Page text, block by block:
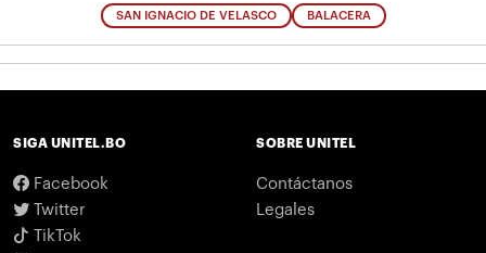
SAN IGNACIO DE VELASCO BALACERA
SIGA UNITEL.BO
Facebook
Twitter
TikTok
SOBRE UNITEL
Contáctanos
Legales